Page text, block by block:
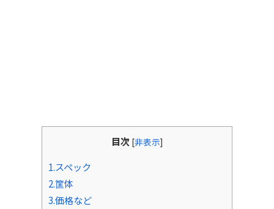
目次 [非表示]
1.スペック
2.筐体
3.価格など